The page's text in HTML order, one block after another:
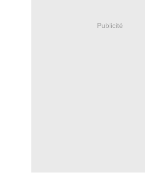
Publicité